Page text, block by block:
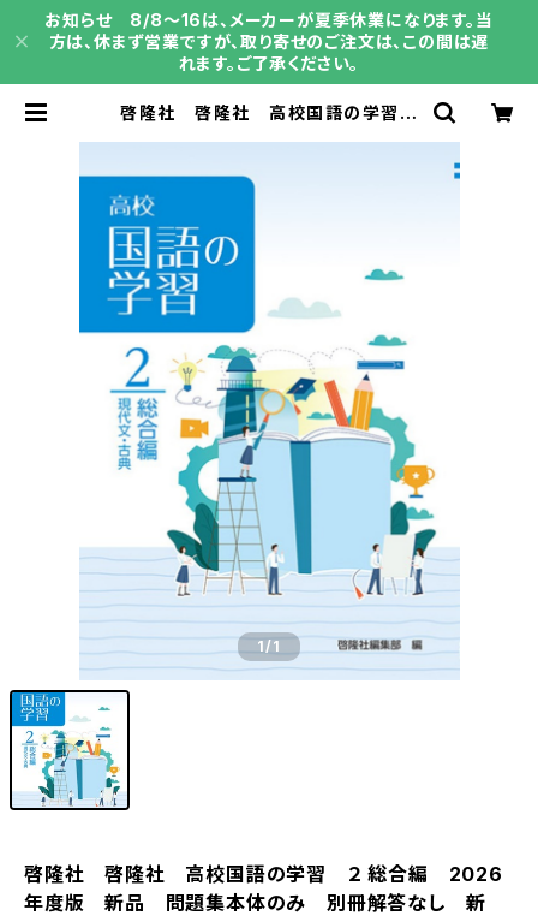
お知らせ 8/8～16は、メーカーが夏季休業になります。当
方は、休まず営業ですが、取り寄せのご注文は、この間は遅
れます。ご了承ください。
啓隆社 啓隆社 高校国語の学習
し ISBN：004017708 ISBN-1
0：B0H16Z9XQV SKU：00402
0611 | 育之書店（いくのしょてん）
1/1
啓隆社 啓隆社 高校国語の学習 ２ 総合編 2026
年度版 新品 問題集本体のみ 別冊解答なし 新